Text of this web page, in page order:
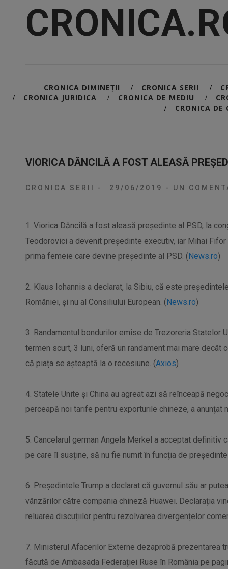
CRONICA DIMINEȚII / CRONICA SERII /
/ CRONICA JURIDICA / CRONICA DE MEDIU /
/ CRONICA DE
VIORICA DĂNCILĂ A FOST ALEASĂ
CRONICA SERII - 29/06/2019 - UN
1. Viorica Dăncilă a fost aleasă preşedinte al PSD, la
Teodorovici a devenit preşedinte executiv, iar Mihai
prima femeie care devine preşedinte al PSD. (News.ro)
2. Klaus Iohannis a declarat, la Sibiu, că este
României, şi nu al Consiliului European. (News.ro)
3. Randamentul bondurilor emise de Trezoreria Statelor
termen scurt, 3 luni, oferă un randament mai mare decât
că piața se așteaptă la o recesiune. (Axios)
4. Statele Unite și China au agreat azi să reînceapă
perceapă noi tarife pentru exporturile chineze, a anunțat
5. Cancelarul german Angela Merkel a acceptat definitiv
pe care îl susține, să nu fie numit în funcția de
6. Președintele Trump a declarat că guvernul său ar
vânzărilor către compania chineză Huawei. Declarația
reluarea discuțiilor pentru rezolvarea divergențelor
7. Ministerul Afacerilor Externe dezaprobă prezentarea
făcută de Ambasada Federației Ruse în România pe